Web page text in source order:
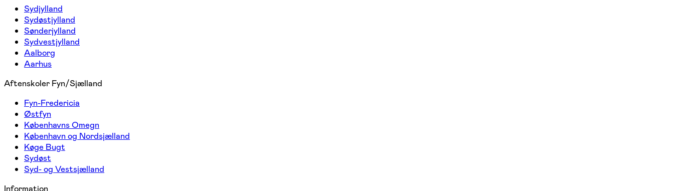
Sydjylland
Sydøstjylland
Sønderjylland
Sydvestjylland
Aalborg
Aarhus
Aftenskoler Fyn/Sjælland
Fyn-Fredericia
Østfyn
Københavns Omegn
København og Nordsjælland
Køge Bugt
Sydøst
Syd- og Vestsjælland
Information